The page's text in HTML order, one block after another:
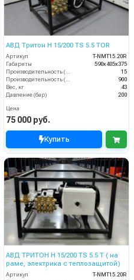
АВД Тритон H 15/200 TS 5.5 TOR
Артикул
T-NMT15.20R
Габариты
590х405х375
Производительность (л/мин)
15
Производительность (л/ч)
900
Вес, кг
43
Давление (бар)
200
Цена
75 000 руб.
Купить
АВД ТРИТОН H 15/200 TS 5.5 T ( на
раме, электрика с теплозащитой)
Артикул
T-NMT15.20R